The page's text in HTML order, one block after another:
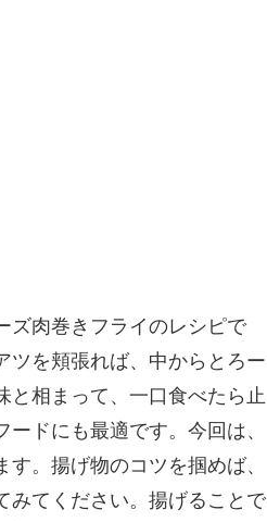
ズ肉巻きフライのレシピで
ツを頬張れば、中からとろー
と相まって、一口食べたら止
ドにも最適です。今回は、
。揚げ物のコツを掴めば、
みてください。揚げることで